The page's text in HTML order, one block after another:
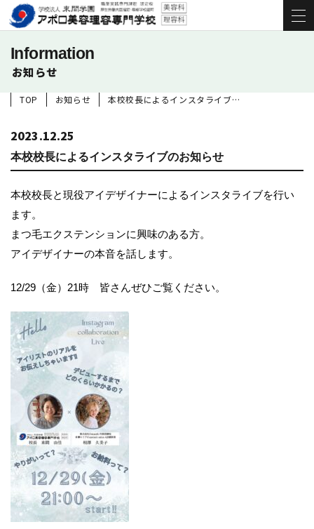
Information
お知らせ
TOP お知らせ 本校校長によるインスタライブのお知らせ
2023.12.25
本校校長によるインスタライブのお知らせ
本校校長と現役アイデザイナーによるインスタライブを行い
ます。
まつ毛エクステンションに興味のある方。
アイデザイナーの本音を話します。
12/29（金）21時 皆さんぜひご覧ください。